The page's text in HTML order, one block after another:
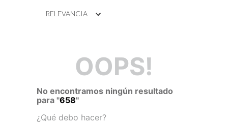
RELEVANCIA
OOPS!
No encontramos ningún resultado
para "658"
¿Qué debo hacer?